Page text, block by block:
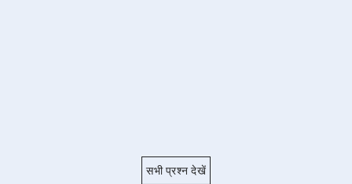
सभी प्रश्न देखें